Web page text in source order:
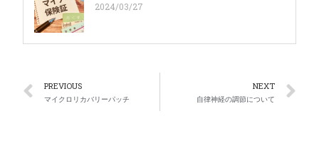
2024/03/27
PREVIOUS
マイクロリカバリーパッチ
NEXT
自律神経の調節について